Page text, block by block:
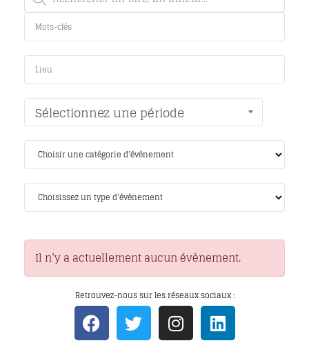
Sélectionnez une période
Il n’y a actuellement aucun évènement.
Retrouvez-nous sur les réseaux sociaux :